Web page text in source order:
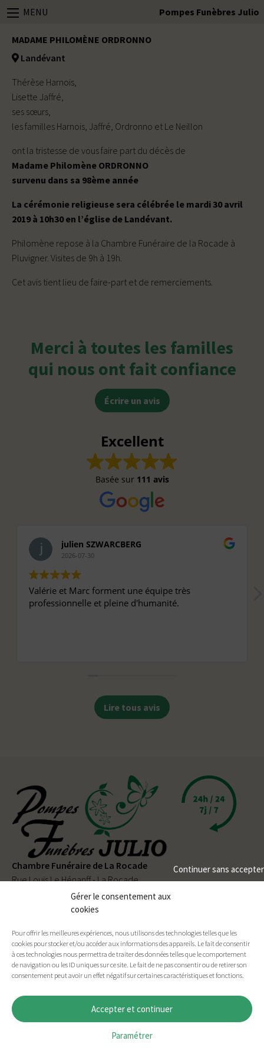
Gérer le consentement aux
cookies
Pour offrir les meilleures expériences, nous utilisons des technologies telles que les
cookies pour stocker et/ou accéder aux informations des appareils. Le fait de consentir
à ces technologies nous permettra de traiter des données telles que le comportement
de navigation ou les ID uniques sur ce site. Le fait de ne pas consentir ou de retirer son
consentement peut avoir un effet négatif sur certaines caractéristiques et fonctions.
Accepter et continuer
Continuer sans accepter
Paramétrer
MENU Pompes Funèbres Julio
MADAME PHILOMÈNE ORDRONNO
Landévant
Thérèse Harnois,
Lisette Jaffré,
ses sœurs,
les familles Harnois, Jaffré, Ordronno et Le Neillon
ont la tristesse de vous faire part du décès de
Madame Philomène ORDRONNO
survenu dans sa 98ème année
La cérémonie religieuse sera célébrée le mardi 30 avril
2019 à 10h30 en l’église de Landévant.
Philomène repose à la Chambre Funéraire de la Rocade à
Pluvigner. Visites de 9h à 19h.
Cet avis tient lieu de faire-part et de remerciements.
Merci à toutes les familles
qui nous ont fait confiance
Écrire un avis
Excellent
Basée sur 111 avis
julien SZWARCBERG
2026-07-30
Valérie et Marc forment une équipe très
professionnelle et pleine d'humanité.
Lire tous avis
Chambre Funéraire de La Rocade
Rue Louis Le Hénanff - La Rocade
56330 PLUVIGNER
02 97 50 90 80
Permanence téléphonique24h/24et7j/7